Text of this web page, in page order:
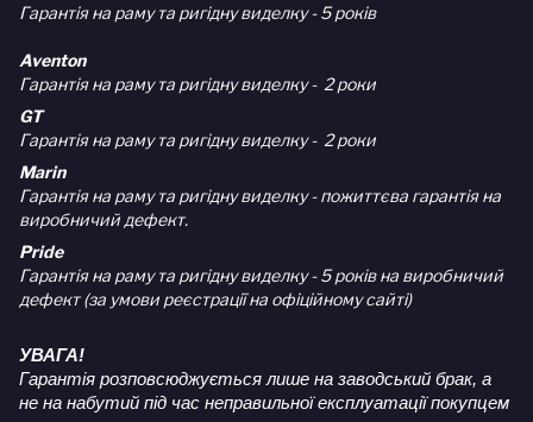
Гарантія на раму та ригідну виделку - 5 років
Aventon
Гарантія на раму та ригідну виделку - 2 роки
GT
Гарантія на раму та ригідну виделку - 2 роки
Marin
Гарантія на раму та ригідну виделку - пожиттєва гарантія на
виробничий дефект.
Pride
Гарантія на раму та ригідну виделку - 5 років на виробничий
дефект (за умови реєстрації на офіційному сайті)
УВАГА!
Гарантія розповсюджується лише на заводський брак, а
не на набутий під час неправильної експлуатації покупцем